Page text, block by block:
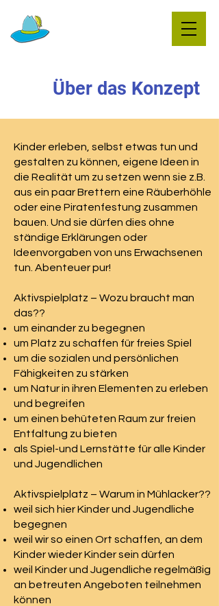
Über das Konzept
Kinder erleben, selbst etwas tun und
gestalten zu können, eigene Ideen in
die Realität um zu setzen wenn sie z.B.
aus ein paar Brettern eine Räuberhöhle
oder eine Piratenfestung zusammen
bauen. Und sie dürfen dies ohne
ständige Erklärungen oder
Ideenvorgaben von uns Erwachsenen
tun. Abenteuer pur!
Aktivspielplatz – Wozu braucht man
das??
um einander zu begegnen
um Platz zu schaffen für freies Spiel
um die sozialen und persönlichen
Fähigkeiten zu stärken
um Natur in ihren Elementen zu erleben
und begreifen
um einen behüteten Raum zur freien
Entfaltung zu bieten
als Spiel-und Lernstätte für alle Kinder
und Jugendlichen
Aktivspielplatz – Warum in Mühlacker??
weil sich hier Kinder und Jugendliche
begegnen
weil wir so einen Ort schaffen, an dem
Kinder wieder Kinder sein dürfen
weil Kinder und Jugendliche regelmäßig
an betreuten Angeboten teilnehmen
können